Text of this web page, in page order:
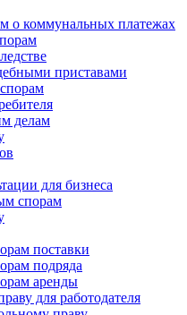
о коммунальных платежах
приставами
делам
для бизнеса
спорам
поставки
подряда
аренды
для работодателя